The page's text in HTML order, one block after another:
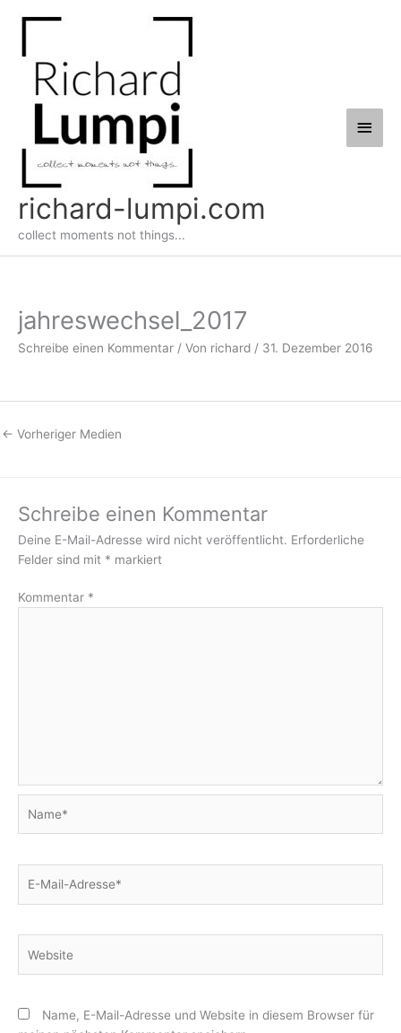
richard-lumpi.com
collect moments not things...
jahreswechsel_2017
Schreibe einen Kommentar / Von richard / 31. Dezember 2016
← Vorheriger Medien
Schreibe einen Kommentar
Deine E-Mail-Adresse wird nicht veröffentlicht. Erforderliche
Felder sind mit * markiert
Kommentar *
Mail-
Name, E-Mail-Adresse und Website in diesem Browser für